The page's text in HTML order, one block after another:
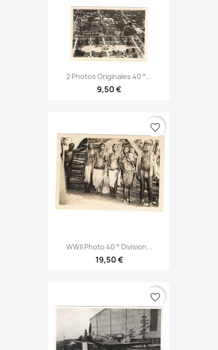
2 Photos Originales 40 °...
9,50 €
WWII Photo 40 ° Division...
19,50 €
favorite_border
favorite_border